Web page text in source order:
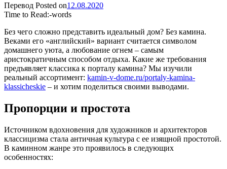
Перевод Posted on12.08.2020
Time to Read:-words
Без чего сложно представить идеальный дом? Без камина.
Веками его «английский» вариант считается символом
домашнего уюта, а любование огнем – самым
аристократичным способом отдыха. Какие же требования
предъявляет классика к порталу камина? Мы изучили
реальный ассортимент: kamin-v-dome.ru/portaly-kamina-
klassicheskie – и хотим поделиться своими выводами.
Пропорции и простота
Источником вдохновения для художников и архитекторов
классицизма стала античная культура с ее изящной простотой.
В каминном жанре это проявилось в следующих
особенностях: